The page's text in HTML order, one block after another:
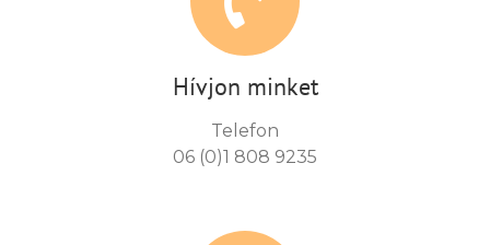
Hívjon minket
Telefon
06 (0)1 808 9235